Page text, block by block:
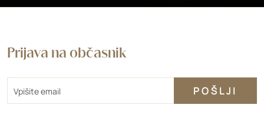
Prijava na občasnik